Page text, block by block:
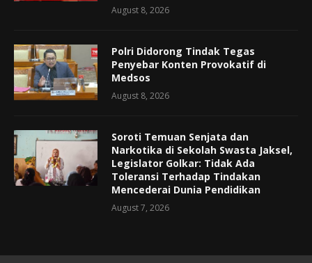
August 8, 2026
Polri Didorong Tindak Tegas
Penyebar Konten Provokatif di
Medsos
August 8, 2026
Soroti Temuan Senjata dan
Narkotika di Sekolah Swasta Jaksel,
Legislator Golkar: Tidak Ada
Toleransi Terhadap Tindakan
Mencederai Dunia Pendidikan
August 7, 2026